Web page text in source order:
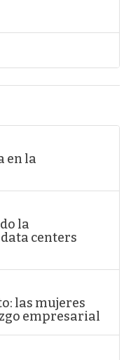
en la
la
centers
las mujeres
empresarial